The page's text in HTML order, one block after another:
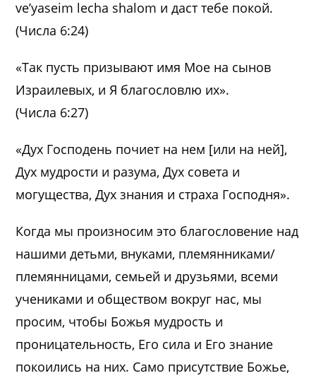
ve’yaseim lecha shalom и даст тебе покой.
(Числа 6:24)
«Так пусть призывают имя Мое на сынов
Израилевых, и Я благословлю их».
(Числа 6:27)
«Дух Господень почиет на нем [или на ней],
Дух мудрости и разума, Дух совета и
могущества, Дух знания и страха Господня».
Когда мы произносим это благословение над
нашими детьми, внуками, племянниками/
племянницами, семьей и друзьями, всеми
учениками и обществом вокруг нас, мы
просим, чтобы Божья мудрость и
проницательность, Его сила и Его знание
покоились на них. Само присутствие Божье,